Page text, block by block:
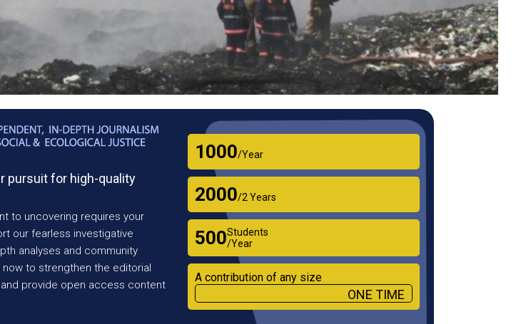
pursuit for high-quality
to uncovering requires your
our fearless investigative
analyses and community
to strengthen the editorial
provide open access content
₹1000/Year
₹2000/2 Years
₹500Students
/Year
A contribution of any size
ONE TIME